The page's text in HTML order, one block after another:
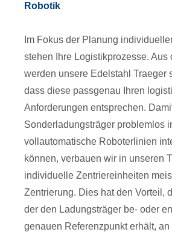
Robotik
Im Fokus der Planung
stehen Ihre Logistikprozesse. Aus
werden unsere Edelstahl Traeger
dass diese passgenau Ihren
Anforderungen entsprechen.
Sonderladungsträger problemlos
vollautomatische Roboterlinien
können, verbauen wir in unseren
individuelle Zentriereinheiten
Zentrierung. Dies hat den Vorteil,
der den Ladungsträger be- oder
genauen Referenzpunkt erhält,